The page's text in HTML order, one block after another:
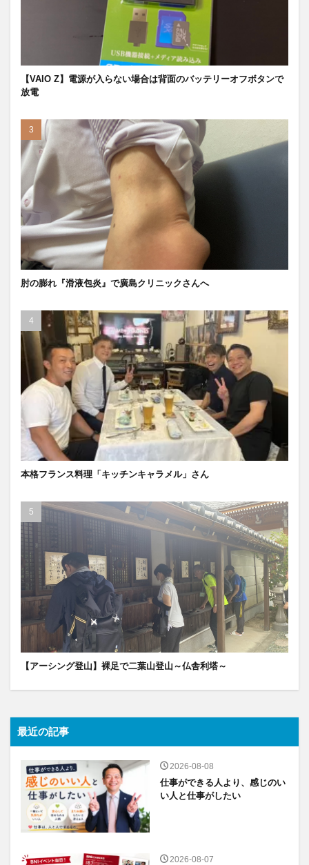
【VAIO Z】電源が入らない場合は背面のバッテリーオフボタンで
放電
肘の膨れ『滑液包炎』で廣島クリニックさんへ
本格フランス料理「キッチンキャラメル」さん
【アーシング登山】裸足で二葉山登山～仏舎利塔～
最近の記事
2026-08-08
仕事ができる人より、感じのい
い人と仕事がしたい
2026-08-07